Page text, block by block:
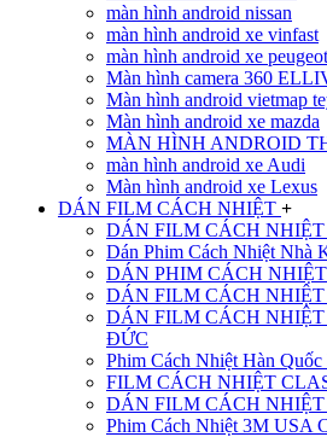
màn hình android nissan
màn hình android xe vinfast
màn hình android xe peugeot
Màn hình camera 360
Màn hình android vietmap
Màn hình android xe mazda
MÀN HÌNH ANDROID
màn hình android xe Audi
Màn hình android xe Lexus
DÁN FILM CÁCH NHIỆT +
DÁN FILM CÁCH NHIỆT
Dán Phim Cách Nhiệt Nhà
DÁN PHIM CÁCH
DÁN FILM CÁCH
DÁN FILM CÁCH
ĐỨC
Phim Cách Nhiệt Hàn
FILM CÁCH NHIỆT
DÁN FILM CÁCH
Phim Cách Nhiệt 3M USA